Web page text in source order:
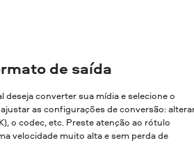
de saída
deseja converter sua mídia e selecione o
as configurações de conversão:
o codec, etc. Preste atenção ao rótulo
velocidade muito alta e sem perda de